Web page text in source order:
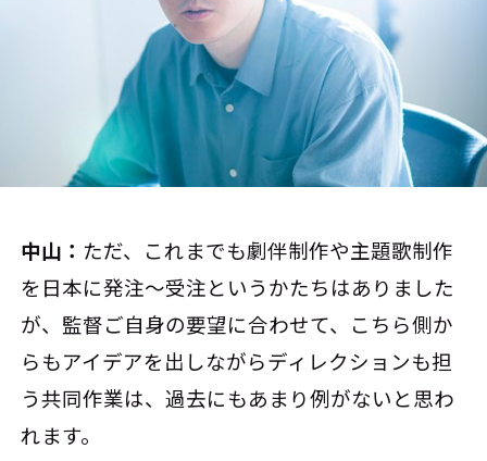
中山： ただ、これまでも劇伴制作や主題歌制作
を日本に発注～受注というかたちはありました
が、監督ご自身の要望に合わせて、こちら側か
らもアイデアを出しながらディレクションも担
う共同作業は、過去にもあまり例がないと思わ
れます。